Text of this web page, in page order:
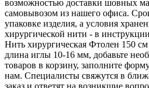
возможностью доставки шовных
самовывозом из нашего офиса.
упаковке изделия, а условия
хирургической нити - в
Нить хирургическая Фтолен 150
длина иглы 10-16 мм, добавьте
товаров в корзину, заполните
нам. Специалисты свяжутся в
заказ и ответят на возникшие